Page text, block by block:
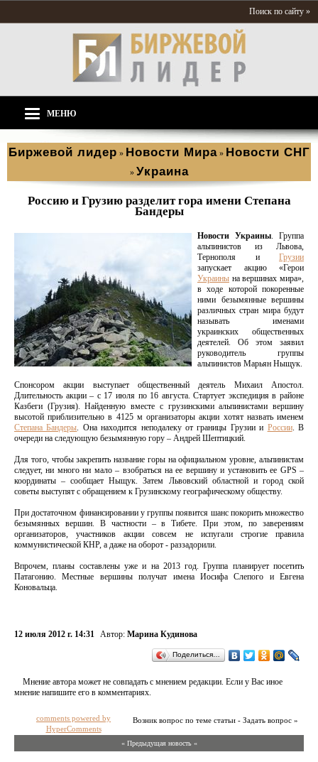
Поиск по сайту »
МЕНЮ
Биржевой лидер » Новости Мира » Новости СНГ
» Украина
Россию и Грузию разделит гора имени Степана
Бандеры
Новости Украины. Группа
альпинистов из Львова,
Тернополя и Грузии
запускает акцию «Герои
Украины на вершинах мира»,
в ходе которой покоренные
ними безымянные вершины
различных стран мира будут
называть именами
украинских общественных
деятелей. Об этом заявил
руководитель группы
альпинистов Марьян Ныщук.
Спонсором акции выступает общественный деятель Михаил Апостол.
Длительность акции – с 17 июля по 16 августа. Стартует экспедиция в районе
Казбеги (Грузия). Найденную вместе с грузинскими альпинистами вершину
высотой приблизительно в 4125 м организаторы акции хотят назвать именем
Степана Бандеры. Она находится неподалеку от границы Грузии и России. В
очереди на следующую безымянную гору – Андрей Шептицкий.
Для того, чтобы закрепить название горы на официальном уровне, альпинистам
следует, ни много ни мало – взобраться на ее вершину и установить ее GPS –
координаты – сообщает Ныщук. Затем Львовский областной и город ской
советы выступят с обращением к Грузинскому географическому обществу.
При достаточном финансировании у группы появится шанс покорить множество
безымянных вершин. В частности – в Тибете. При этом, по заверениям
организаторов, участников акции совсем не испугали строгие правила
коммунистической КНР, а даже на оборот - раззадорили.
Впрочем, планы составлены уже и на 2013 год. Группа планирует посетить
Патагонию. Местные вершины получат имена Иосифа Слепого и Евгена
Коновальца.
12 июля 2012 г. 14:31 Автор: Марина Кудинова
Поделиться…
Мнение автора может не совпадать с мнением редакции. Если у Вас иное
мнение напишите его в комментариях.
Возник вопрос по теме статьи - Задать вопрос »
comments powered by
HyperComments
« Предыдущая новость «